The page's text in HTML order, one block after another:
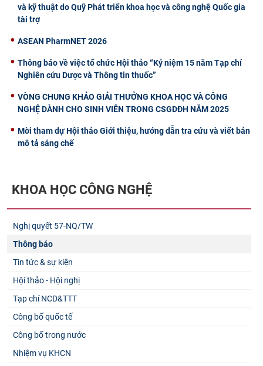
và kỹ thuật do Quỹ Phát triển khoa học và công nghệ Quốc gia
tài trợ
ASEAN PharmNET 2026
Thông báo về việc tổ chức Hội thảo “Kỷ niệm 15 năm Tạp chí
Nghiên cứu Dược và Thông tin thuốc”
VÒNG CHUNG KHẢO GIẢI THƯỞNG KHOA HỌC VÀ CÔNG
NGHỆ DÀNH CHO SINH VIÊN TRONG CSGDĐH NĂM 2025
Mời tham dự Hội thảo Giới thiệu, hướng dẫn tra cứu và viết bản
mô tả sáng chế
KHOA HỌC CÔNG NGHỆ
Nghị quyết 57-NQ/TW
Thông báo
Tin tức & sự kiện
Hội thảo - Hội nghị
Tạp chí NCD&TTT
Công bố quốc tế
Công bố trong nước
Nhiệm vụ KHCN